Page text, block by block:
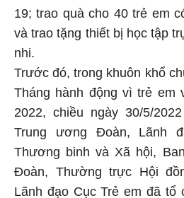
19; trao quà cho 40 trẻ em
và trao tặng thiết bị học tập
nhi.
Trước đó, trong khuôn khổ
Tháng hành động vì trẻ em
2022, chiều ngày 30/5/
Trung ương Đoàn, Lãnh
Thương binh và Xã hội,
Đoàn, Thường trực Hội
Lãnh đạo Cục Trẻ em đã tổ